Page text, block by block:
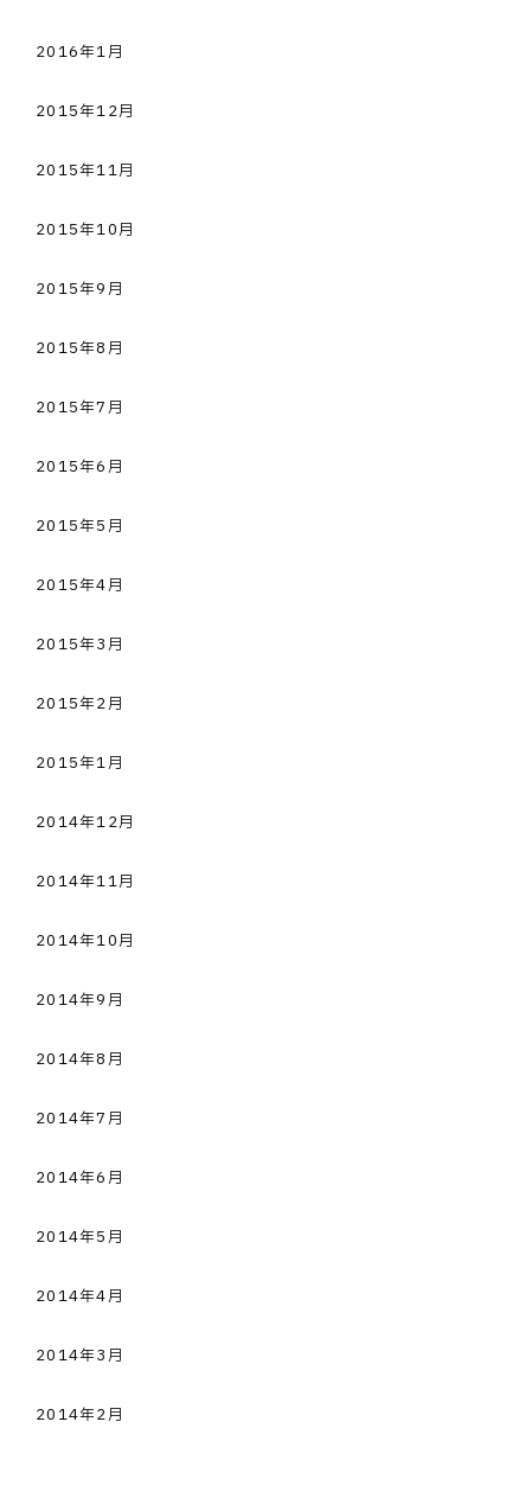
2016年1月
2015年12月
2015年11月
2015年10月
2015年9月
2015年8月
2015年7月
2015年6月
2015年5月
2015年4月
2015年3月
2015年2月
2015年1月
2014年12月
2014年11月
2014年10月
2014年9月
2014年8月
2014年7月
2014年6月
2014年5月
2014年4月
2014年3月
2014年2月